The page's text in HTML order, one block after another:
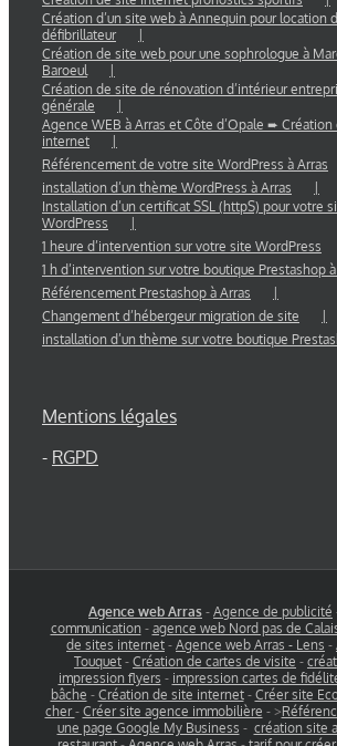
Création d’un site web à Annequin pour location
défibrillateur
Création de site web pour une sophrologue à
Baroeul
Création de site de rénovation d’intérieur
générale
Agence WEB à Arras et Côte d’Opale ➨ Création
internet
Référencement de votre site WordPress à Arras
installation d’un thème WordPress à Arras
Installation d’un certificat SSL (httpS) pour votre
WordPress
1 heure d’intervention sur votre site WordPress
1 h d’intervention sur votre boutique Prestashop
Référencement Prestashop à Arras
Changement d’hébergeur migration de site
installation d’un thème sur votre boutique
Mentions légales
- RGPD
Agence web Arras - Agence de publicité
communication - agence web Nord pas de
de sites internet - Agence web Arras - Lens -
Touquet - Création de cartes de visite -
impression flyers - impression cartes de
bâche - Création de site internet- Créer site
cher- Créer site agence immobilière - >
une page Google My Business - création site